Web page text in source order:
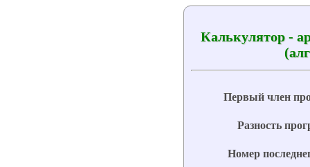
Калькулятор -
Первый член
Разность
Номер